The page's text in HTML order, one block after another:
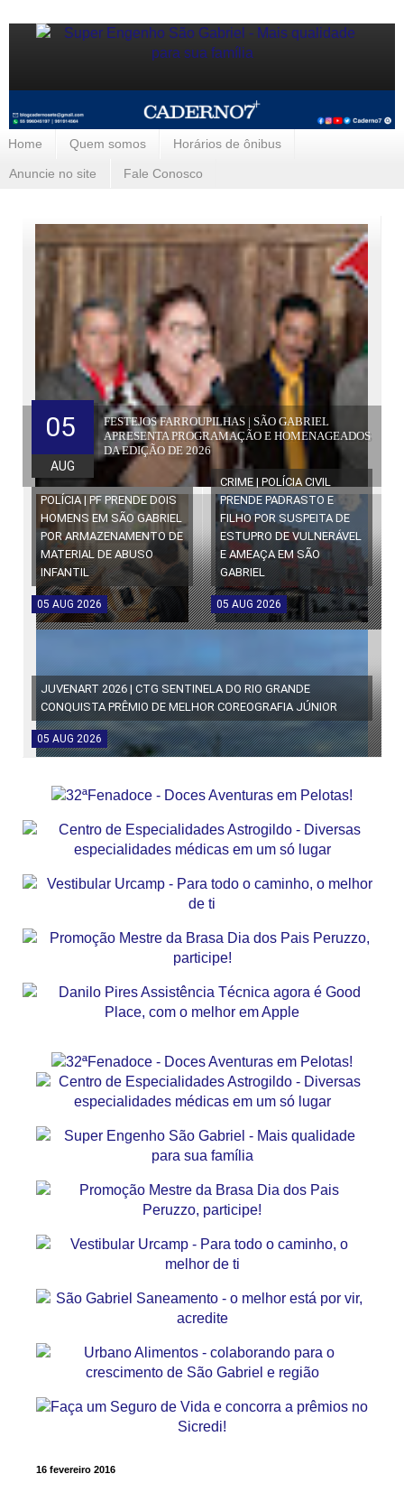
Home Quem somos Horários de ônibus
Anuncie no site Fale Conosco
FESTEJOS FARROUPILHAS | SÃO GABRIEL
APRESENTA PROGRAMAÇÃO E HOMENAGEADOS
DA EDIÇÃO DE 2026
05
AUG
POLÍCIA | PF PRENDE DOIS
HOMENS EM SÃO GABRIEL
POR ARMAZENAMENTO DE
MATERIAL DE ABUSO
INFANTIL
05 AUG 2026
CRIME | POLÍCIA CIVIL
PRENDE PADRASTO E
FILHO POR SUSPEITA DE
ESTUPRO DE VULNERÁVEL
E AMEAÇA EM SÃO
GABRIEL
05 AUG 2026
JUVENART 2026 | CTG SENTINELA DO RIO GRANDE
CONQUISTA PRÊMIO DE MELHOR COREOGRAFIA JÚNIOR
05 AUG 2026
16 fevereiro 2016